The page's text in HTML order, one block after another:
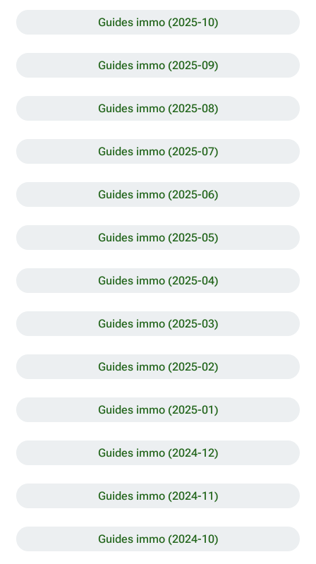
Guides immo (2025-10)
Guides immo (2025-09)
Guides immo (2025-08)
Guides immo (2025-07)
Guides immo (2025-06)
Guides immo (2025-05)
Guides immo (2025-04)
Guides immo (2025-03)
Guides immo (2025-02)
Guides immo (2025-01)
Guides immo (2024-12)
Guides immo (2024-11)
Guides immo (2024-10)